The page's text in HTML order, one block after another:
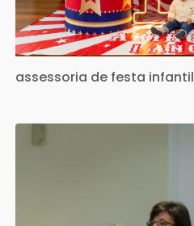
assessoria de festa infantil